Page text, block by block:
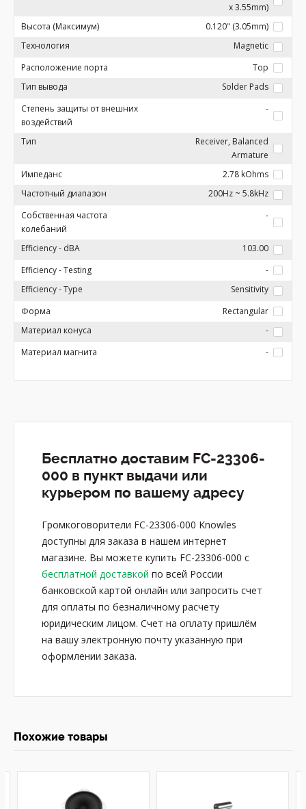
x 3.55mm)
Высота (Максимум)
0.120" (3.05mm)
Технология
Magnetic
Расположение порта
Top
Тип вывода
Solder Pads
Степень защиты от внешних
воздействий
-
Тип
Receiver, Balanced
Armature
Импеданс
2.78 kOhms
Частотный диапазон
200Hz ~ 5.8kHz
Собственная частота
колебаний
-
Efficiency - dBA
103.00
Efficiency - Testing
-
Efficiency - Type
Sensitivity
Форма
Rectangular
Материал конуса
-
Материал магнита
-
Бесплатно доставим FC-23306-
000 в пункт выдачи или
курьером по вашему адресу
Громкоговорители FC-23306-000 Knowles
доступны для заказа в нашем интернет
магазине. Вы можете купить FC-23306-000 с
бесплатной доставкой по всей России
банковской картой онлайн или запросить счет
для оплаты по безналичному расчету
юридическим лицом. Счет на оплату пришлём
на вашу электронную почту указанную при
оформлении заказа.
Похожие товары